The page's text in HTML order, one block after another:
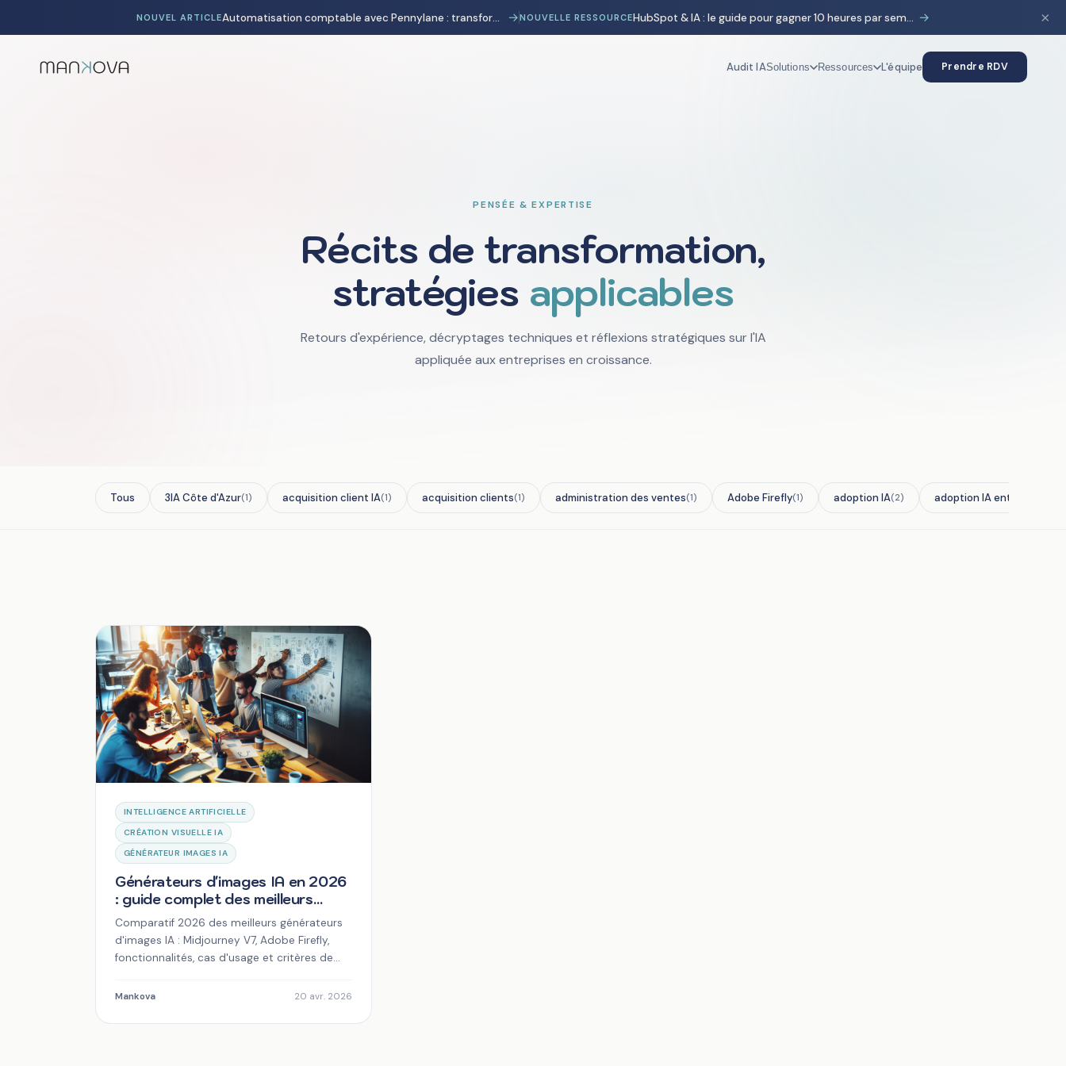
NOUVEL ARTICLE Automatisation comptable avec Pennylane : transformer la charge administrative en avantage stratégique →NOUVELLE RESSOURCE HubSpot & IA : le guide pour gagner 10 heures par semaine → ×
Audit IASolutions Ressources L'équipe Prendre RDV
PENSÉE & EXPERTISE
Récits de transformation,
stratégies applicables
Retours d'expérience, décryptages techniques et réflexions stratégiques sur l'IA
appliquée aux entreprises en croissance.
Tous 3IA Côte d'Azur(1) acquisition client IA(1) acquisition clients(1) administration des ventes(1) Adobe Firefly(1) adoption IA(2) adoption IA entreprise
INTELLIGENCE ARTIFICIELLE
CRÉATION VISUELLE IA
GÉNÉRATEUR IMAGES IA
Générateurs d'images IA en 2026
: guide complet des meilleurs
outils pour vos projets
Comparatif 2026 des meilleurs générateurs
d'images IA : Midjourney V7, Adobe Firefly,
fonctionnalités, cas d'usage et critères de
Mankova 20 avr. 2026